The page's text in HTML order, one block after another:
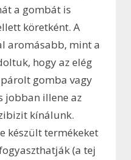
a gombát is
köretként. A
aromásabb, mint a
hogy az elég
gomba vagy
jobban illene az
kínálunk.
készült termékeket
(a tej